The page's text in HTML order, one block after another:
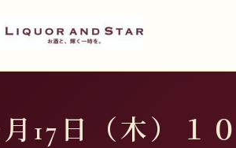
AND STAR
リカーショップ
月17日（木）１